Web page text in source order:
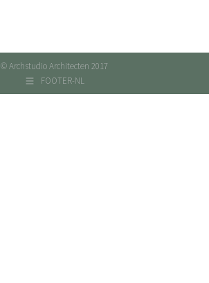
© Archstudio Architecten 2017
FOOTER-NL